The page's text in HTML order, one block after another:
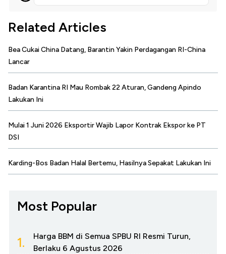
Related Articles
Bea Cukai China Datang, Barantin Yakin Perdagangan RI-China
Lancar
Badan Karantina RI Mau Rombak 22 Aturan, Gandeng Apindo
Lakukan Ini
Mulai 1 Juni 2026 Eksportir Wajib Lapor Kontrak Ekspor ke PT
DSI
Karding-Bos Badan Halal Bertemu, Hasilnya Sepakat Lakukan Ini
Most Popular
1.
Harga BBM di Semua SPBU RI Resmi Turun,
Berlaku 6 Agustus 2026